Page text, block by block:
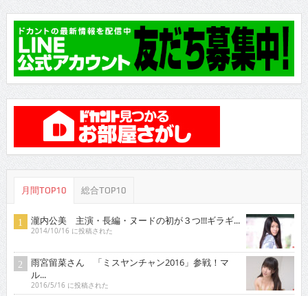
月間TOP10 総合TOP10
瀧内公美 主演・長編・ヌードの初が３つ!!!ギラギ...
2014/10/16 に投稿された
雨宮留菜さん 「ミスヤンチャン2016」参戦！マ
ル...
2016/5/16 に投稿された